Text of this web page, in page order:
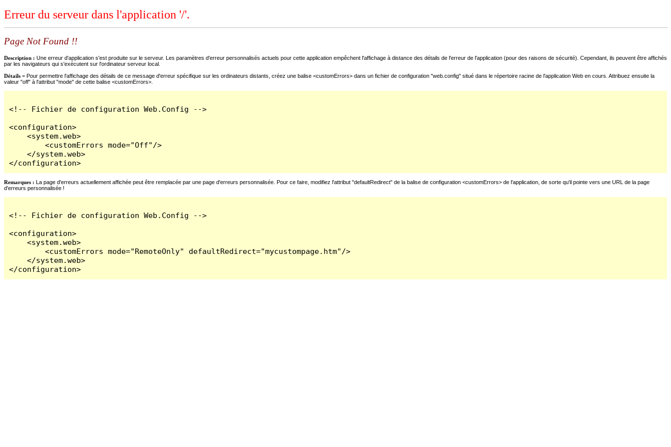
Erreur du serveur dans l'application '/'.
Page Not Found !!
Description : Une erreur d'application s'est produite sur le serveur. Les paramètres d'erreur personnalisés actuels pour cette application empêchent l'affichage à distance des détails de l'erreur de l'application (pour des raisons de sécurité). Cependant, ils peuvent être affichés
par les navigateurs qui s'exécutent sur l'ordinateur serveur local.
Détails = Pour permettre l'affichage des détails de ce message d'erreur spécifique sur les ordinateurs distants, créez une balise <customErrors> dans un fichier de configuration "web.config" situé dans le répertoire racine de l'application Web en cours. Attribuez ensuite la
valeur "off" à l'attribut "mode" de cette balise <customErrors>.
<!-- Fichier de configuration Web.Config -->
<configuration>
    <system.web>
        <customErrors mode="Off"/>
    </system.web>
</configuration>
Remarques : La page d'erreurs actuellement affichée peut être remplacée par une page d'erreurs personnalisée. Pour ce faire, modifiez l'attribut "defaultRedirect" de la balise de configuration <customErrors> de l'application, de sorte qu'il pointe vers une URL de la page
d'erreurs personnalisée !
<!-- Fichier de configuration Web.Config -->
<configuration>
    <system.web>
        <customErrors mode="RemoteOnly" defaultRedirect="mycustompage.htm"/>
    </system.web>
</configuration>